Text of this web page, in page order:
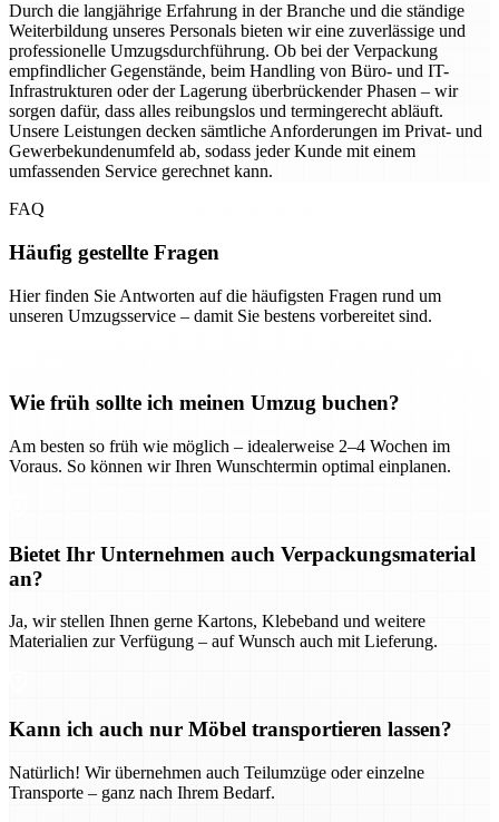
Durch die langjährige Erfahrung in der Branche und die ständige
Weiterbildung unseres Personals bieten wir eine zuverlässige und
professionelle Umzugsdurchführung. Ob bei der Verpackung
empfindlicher Gegenstände, beim Handling von Büro- und IT-
Infrastrukturen oder der Lagerung überbrückender Phasen – wir
sorgen dafür, dass alles reibungslos und termingerecht abläuft.
Unsere Leistungen decken sämtliche Anforderungen im Privat- und
Gewerbekundenumfeld ab, sodass jeder Kunde mit einem
umfassenden Service gerechnet kann.
FAQ
Häufig gestellte Fragen
Hier finden Sie Antworten auf die häufigsten Fragen rund um
unseren Umzugsservice – damit Sie bestens vorbereitet sind.
Wie früh sollte ich meinen Umzug buchen?
Am besten so früh wie möglich – idealerweise 2–4 Wochen im
Voraus. So können wir Ihren Wunschtermin optimal einplanen.
Bietet Ihr Unternehmen auch Verpackungsmaterial
an?
Ja, wir stellen Ihnen gerne Kartons, Klebeband und weitere
Materialien zur Verfügung – auf Wunsch auch mit Lieferung.
Kann ich auch nur Möbel transportieren lassen?
Natürlich! Wir übernehmen auch Teilumzüge oder einzelne
Transporte – ganz nach Ihrem Bedarf.